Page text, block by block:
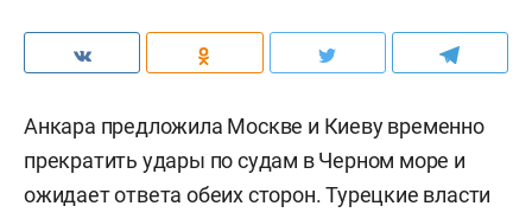
Анкара предложила Москве и Киеву временно
прекратить удары по судам в Черном море и
ожидает ответа обеих сторон. Турецкие власти